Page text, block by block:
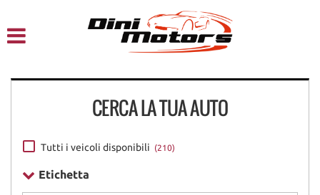
NOLEGGIO A BREVE TERMINE
CERCA LA TUA AUTO
Tutti i veicoli disponibili (210)
Etichetta